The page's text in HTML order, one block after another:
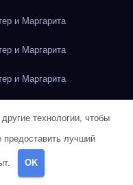
и Маргарита
и Маргарита
и Маргарита
и Маргарита
и Маргарита
технологии, чтобы
предоставить лучший
OK